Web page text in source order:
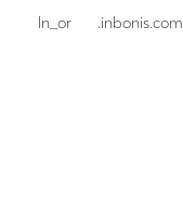
ln_or .inbonis.com